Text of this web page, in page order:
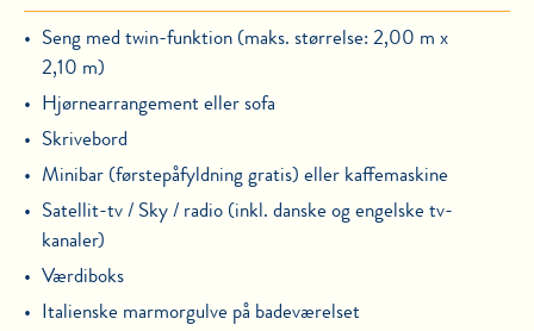
Seng med twin-funktion (maks. størrelse: 2,00 m x
2,10 m)
Hjørnearrangement eller sofa
Skrivebord
Minibar (førstepåfyldning gratis) eller kaffemaskine
Satellit-tv / Sky / radio (inkl. danske og engelske tv-
kanaler)
Værdiboks
Italienske marmorgulve på badeværelset